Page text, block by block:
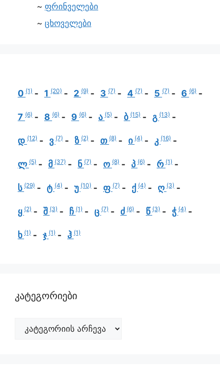
ფრინველები
ცხოველები
0 (1) 1 (20) 2 (9) 3 (7) 4 (7) 5 (7) 6 (6)
7 (6) 8 (6) 9 (6) ა (5) ბ (15) გ (13)
დ (12) ვ (7) ზ (2) თ (8) ი (4) კ (16)
ლ (5) მ (37) ნ (7) ო (8) პ (6) რ (1)
ს (29) ტ (4) უ (10) ფ (7) ქ (4) ღ (3)
ყ (2) შ (3) ჩ (1) ც (7) ძ (6) წ (3) ჭ (4)
ხ (1) ჯ (1) ჰ (1)
კატეგორიები